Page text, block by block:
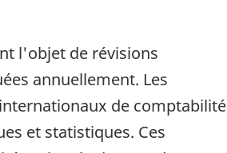
l'objet de révisions
annuellement. Les
de comptabilité
et statistiques. Ces